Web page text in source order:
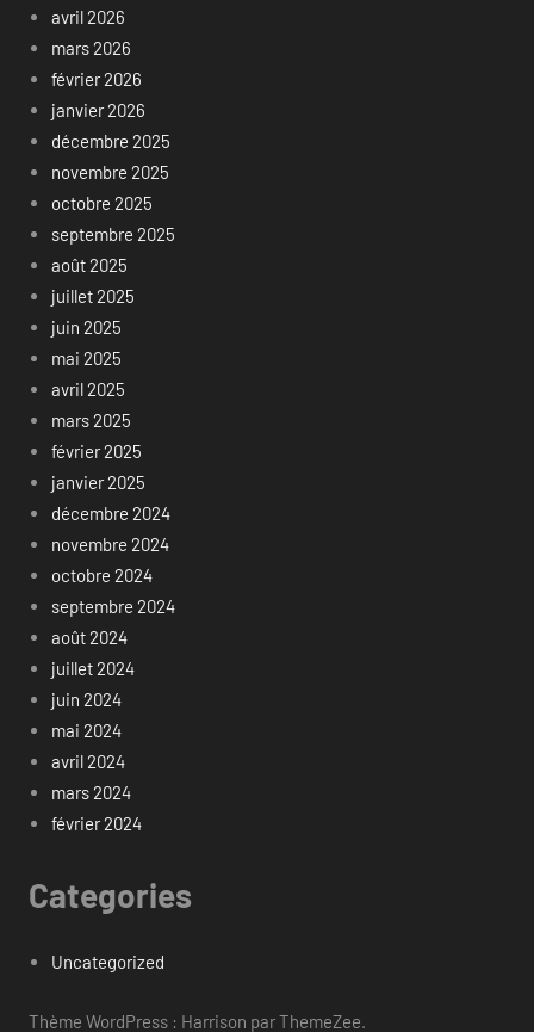
avril 2026
mars 2026
février 2026
janvier 2026
décembre 2025
novembre 2025
octobre 2025
septembre 2025
août 2025
juillet 2025
juin 2025
mai 2025
avril 2025
mars 2025
février 2025
janvier 2025
décembre 2024
novembre 2024
octobre 2024
septembre 2024
août 2024
juillet 2024
juin 2024
mai 2024
avril 2024
mars 2024
février 2024
Categories
Uncategorized
Thème WordPress : Harrison par ThemeZee.